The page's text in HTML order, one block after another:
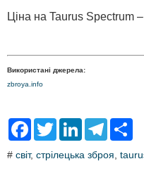
Ціна на Taurus Spectrum
Використані джерела:
zbroya.info
F
e
T
t
L
k
T
e
r
# світ, стрілецька зброя